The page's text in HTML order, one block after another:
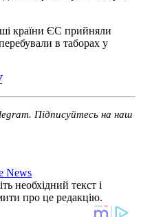
країни ЄС прийняли
в таборах у
Підписуйтесь на наш
News
необхідний текст і
про це редакцію.